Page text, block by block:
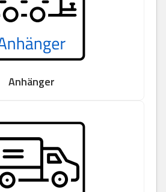
Anhänger